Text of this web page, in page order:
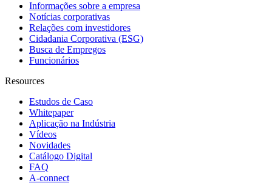
Informações sobre a empresa
Notícias corporativas
Relações com investidores
Cidadania Corporativa (ESG)
Busca de Empregos
Funcionários
Resources
Estudos de Caso
Whitepaper
Aplicação na Indústria
Vídeos
Novidades
Catálogo Digital
FAQ
A-connect